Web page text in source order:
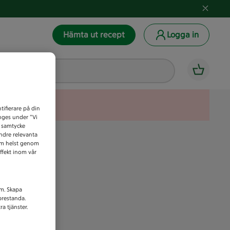
Hämta ut recept Logga in
på din
under ”Vi
relevanta
helst genom
inom vår
Skapa
tjänster.